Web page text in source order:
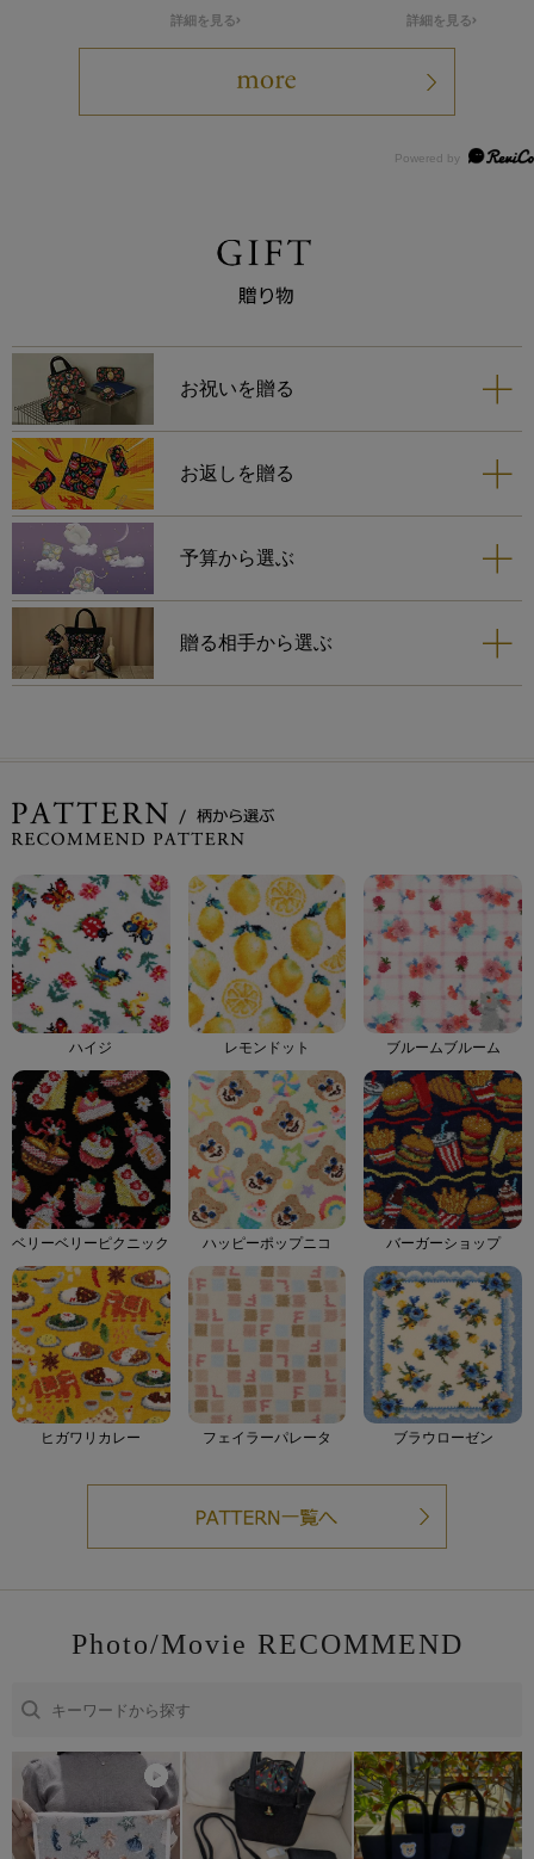
詳細を見る 詳細を見る
お祝いを贈る
お返しを贈る
予算から選ぶ
贈る相手から選ぶ
ハイジ レモンドット ブルームブルーム
ベリーベリーピクニック ハッピーポップニコ バーガーショップ
ヒガワリカレー フェイラーパレータ ブラウローゼン
Photo/Movie RECOMMEND